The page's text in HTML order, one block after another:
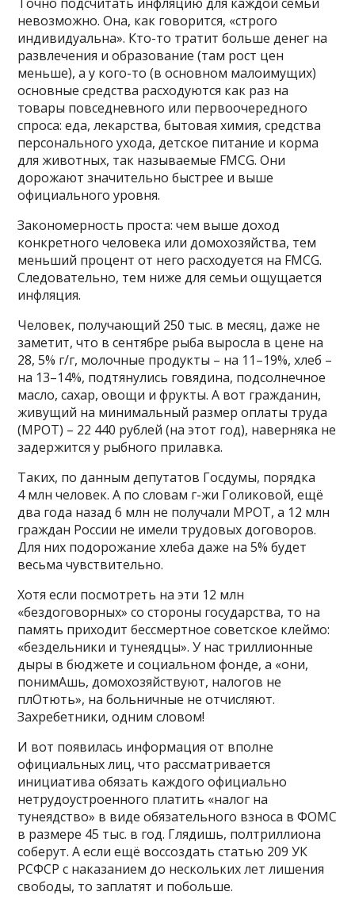
невозможно. Она, как говорится, «строго
индивидуальна». Кто-то тратит больше денег на
развлечения и образование (там рост цен
меньше), а у кого-то (в основном малоимущих)
основные средства расходуются как раз на
товары повседневного или первоочередного
спроса: еда, лекарства, бытовая химия, средства
персонального ухода, детское питание и корма
для животных, так называемые FMCG. Они
дорожают значительно быстрее и выше
официального уровня.
Закономерность проста: чем выше доход
конкретного человека или домохозяйства, тем
меньший процент от него расходуется на FMCG.
Следовательно, тем ниже для семьи ощущается
инфляция.
Человек, получающий 250 тыс. в месяц, даже не
заметит, что в сентябре рыба выросла в цене на
28, 5% г/г, молочные продукты – на 11–19%, хлеб –
на 13–14%, подтянулись говядина, подсолнечное
масло, сахар, овощи и фрукты. А вот гражданин,
живущий на минимальный размер оплаты труда
(МРОТ) – 22 440 рублей (на этот год), наверняка не
задержится у рыбного прилавка.
Таких, по данным депутатов Госдумы, порядка
4 млн человек. А по словам г-жи Голиковой, ещё
два года назад 6 млн не получали МРОТ, а 12 млн
граждан России не имели трудовых договоров.
Для них подорожание хлеба даже на 5% будет
весьма чувствительно.
Хотя если посмотреть на эти 12 млн
«бездоговорных» со стороны государства, то на
память приходит бессмертное советское клеймо:
«бездельники и тунеядцы». У нас триллионные
дыры в бюджете и социальном фонде, а «они,
понимАшь, домохозяйствуют, налогов не
плОтють», на больничные не отчисляют.
Захребетники, одним словом!
И вот появилась информация от вполне
официальных лиц, что рассматривается
инициатива обязать каждого официально
нетрудоустроенного платить «налог на
тунеядство» в виде обязательного взноса в ФОМС
в размере 45 тыс. в год. Глядишь, полтриллиона
соберут. А если ещё воссоздать статью 209 УК
РСФСР с наказанием до нескольких лет лишения
свободы, то заплатят и побольше.